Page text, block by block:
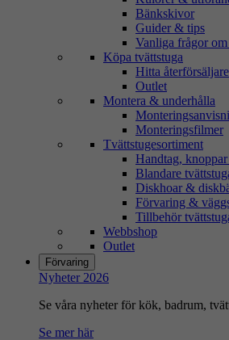
Bänkskivor
Guider & tips
Vanliga frågor om
Köpa tvättstuga
Hitta återförsäljare
Outlet
Montera & underhålla
Monteringsfilmer
Tvättstugesortiment
Handtag,
Blandare
Diskhoar &
Förvaring &
Tillbehör
Webbshop
Outlet
Förvaring
Nyheter 2026
Se våra nyheter för kök, badrum,
Se mer här